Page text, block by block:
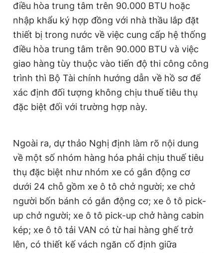
điều hòa trung tâm trên 90.000 BTU hoặc
nhập khẩu ký hợp đồng với nhà thầu lắp đặt
thiết bị trong nước về việc cung cấp hệ thống
điều hòa trung tâm trên 90.000 BTU và việc
giao hàng tùy thuộc vào tiến độ thi công công
trình thì Bộ Tài chính hướng dẫn về hồ sơ để
xác định đối tượng không chịu thuế tiêu thụ
đặc biệt đối với trường hợp này.
Ngoài ra, dự thảo Nghị định làm rõ nội dung
về một số nhóm hàng hóa phải chịu thuế tiêu
thụ đặc biệt như nhóm xe có gắn động cơ
dưới 24 chỗ gồm xe ô tô chở người; xe chở
người bốn bánh có gắn động cơ; xe ô tô pick-
up chở người; xe ô tô pick-up chở hàng cabin
kép; xe ô tô tải VAN có từ hai hàng ghế trở
lên, có thiết kế vách ngăn cố định giữa